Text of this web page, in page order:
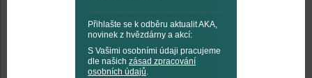
Přihlašte se k odběru aktualit AKA,
novinek z hvězdárny a akcí:
S Vašimi osobními údaji pracujeme
dle našich zásad zpracování
osobních údajů